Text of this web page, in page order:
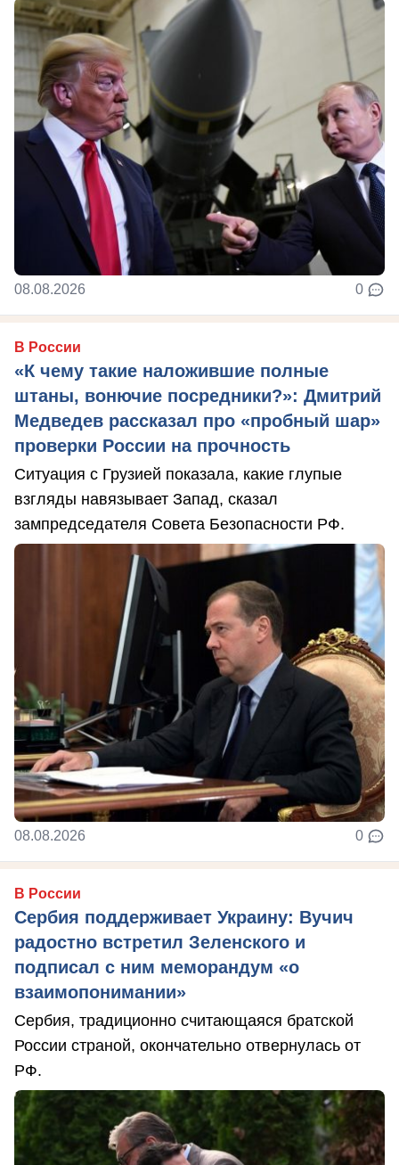
08.08.2026 0
В России
«К чему такие наложившие полные
штаны, вонючие посредники?»: Дмитрий
Медведев рассказал про «пробный шар»
проверки России на прочность
Ситуация с Грузией показала, какие глупые
взгляды навязывает Запад, сказал
зампредседателя Совета Безопасности РФ.
08.08.2026 0
В России
Сербия поддерживает Украину: Вучич
радостно встретил Зеленского и
подписал с ним меморандум «о
взаимопонимании»
Сербия, традиционно считающаяся братской
России страной, окончательно отвернулась от
РФ.